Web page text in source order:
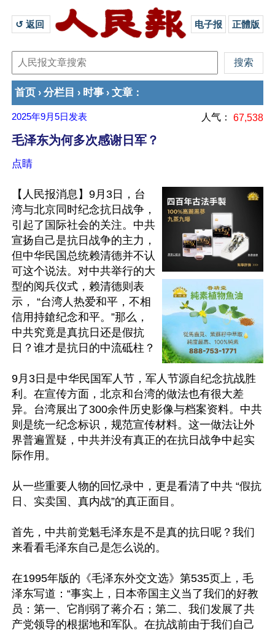
↺ 返回 电子报 正體版
首页 › 分栏目 › 时事 › 文章 ：
2025年9月5日 发表 人气： 67,538
毛泽东为何多次感谢日军？
点睛
【人民报消息】9月3日，台
湾与北京同时纪念抗日战争，
引起了国际社会的关注。中共
宣扬自己是抗日战争的主力，
但中华民国总统赖清德并不认
可这个说法。对中共举行的大
型的阅兵仪式，赖清德则表
示， “台湾人热爱和平，不相
信用持鎗纪念和平。”那么，
中共究竟是真抗日还是假抗
日？谁才是抗日的中流砥柱？
9月3日是中华民国军人节，军人节源自纪念抗战胜
利。在宣传方面，北京和台湾的做法也有很大差
异。台湾展出了300余件历史影像与档案资料。中共
则是统一纪念标识，规范宣传材料。这一做法让外
界普遍置疑，中共并没有真正的在抗日战争中起实
际作用。
从一些重要人物的回忆录中，更是看清了中共 “假抗
日、实卖国、真内战”的真正面目。
首先，中共前党魁毛泽东是不是真的抗日呢？我们
来看看毛泽东自己是怎么说的。
在1995年版的《毛泽东外交文选》第535页上，毛
泽东写道：“事实上，日本帝国主义当了我们的好教
员：第一、它削弱了蒋介石；第二、我们发展了共
产党领导的根据地和军队。在抗战前由于我们自己